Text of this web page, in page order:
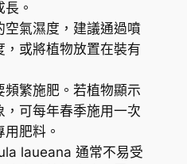
。
空氣濕度，建議通過噴
，或將植物放置在裝有
頻繁施肥。若植物顯示
，可每年春季施用一次
肥料。
laueana 通常不易受